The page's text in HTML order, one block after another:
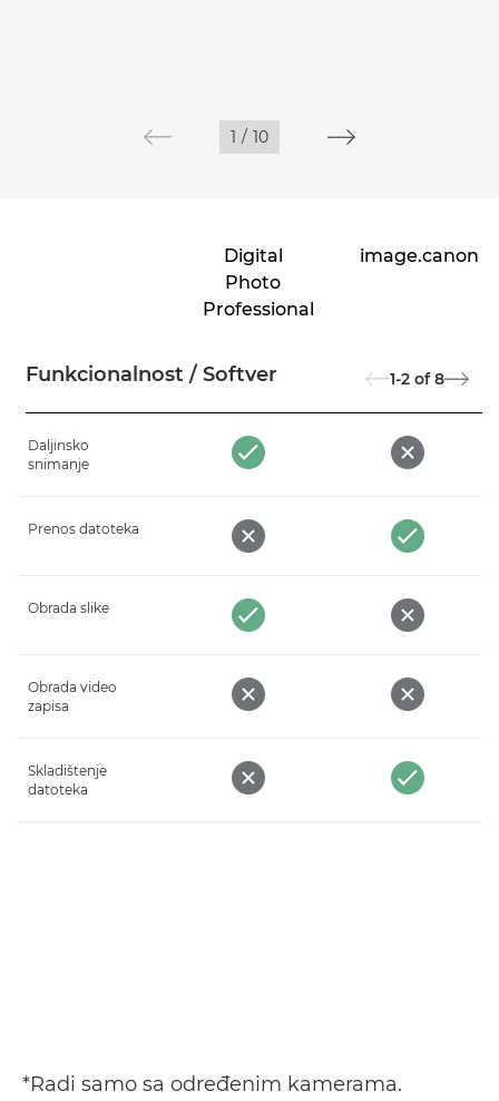
1 / 10
Funkcionalnost / Softver
Digital
Photo
Professional
image.canon
1-2 of 8
Daljinsko
snimanje
Prenos datoteka
Obrada slike
Obrada video
zapisa
Skladištenje
datoteka
*Radi samo sa određenim kamerama.